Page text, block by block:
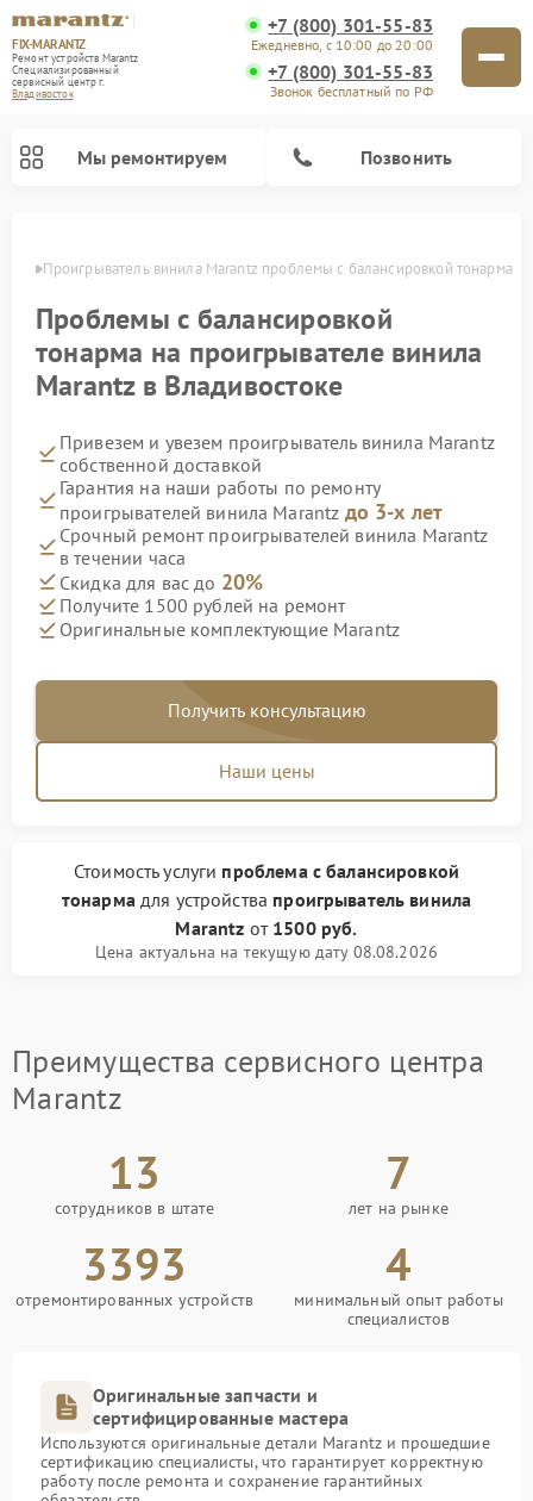
FIX-MARANTZ
Ремонт устройств Marantz
Специализированный
cервисный центр г.
Владивосток
+7 (800) 301-55-83
Ежедневно, с 10:00 до 20:00
+7 (800) 301-55-83
Звонок бесплатный по РФ
Мы ремонтируем Позвонить
Проигрыватель винила Marantz проблемы с балансировкой тонарма
Проблемы с балансировкой
тонарма на проигрывателе винила
Marantz в Владивостоке
Привезем и увезем проигрыватель винила Marantz
собственной доставкой
Гарантия на наши работы по ремонту
проигрывателей винила Marantz до 3-х лет
Срочный ремонт проигрывателей винила Marantz
в течении часа
Скидка для вас до 20%
Получите 1500 рублей на ремонт
Оригинальные комплектующие Marantz
Получить консультацию
Наши цены
Стоимость услуги проблема с балансировкой
тонарма для устройства проигрыватель винила
Marantz от 1500 руб.
Цена актуальна на текущую дату 08.08.2026
Преимущества сервисного центра
Marantz
13
сотрудников в штате
7
лет на рынке
3393
отремонтированных устройств
4
минимальный опыт работы
специалистов
Оригинальные запчасти и
сертифицированные мастера
Используются оригинальные детали Marantz и прошедшие
сертификацию специалисты, что гарантирует корректную
работу после ремонта и сохранение гарантийных